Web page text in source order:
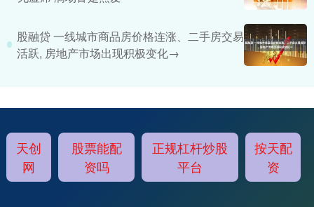
股融贷 一线城市商品房价格连涨、二手房交易
活跃, 房地产市场出现积极变化→
天创
网
股票能配
资吗
正规杠杆炒股
平台
按天配
资